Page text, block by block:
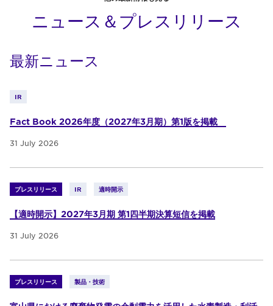
ニュース＆プレスリリース
最新ニュース
IR
Fact Book 2026年度（2027年3月期）第1版を掲載
31 July 2026
プレスリリース IR 適時開示
【適時開示】2027年3月期 第1四半期決算短信を掲載
31 July 2026
プレスリリース 製品・技術